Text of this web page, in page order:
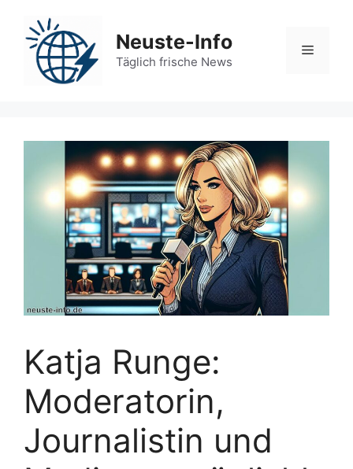
Inhalt
springen
Neuste-Info
Täglich frische News
Menü
Katja Runge:
Moderatorin,
Journalistin und